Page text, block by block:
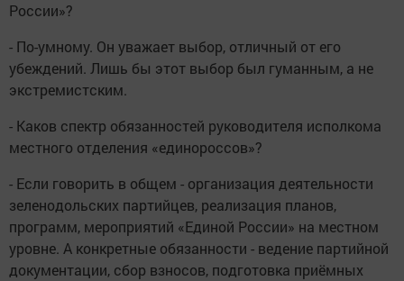
России»?
- По-умному. Он уважает выбор, отличный от его
убеждений. Лишь бы этот выбор был гуманным, а не
экстремистским.
- Каков спектр обязанностей руководителя исполкома
местного отделения «единороссов»?
- Если говорить в общем - организация деятельности
зеленодольских партийцев, реализация планов,
программ, мероприятий «Единой России» на местном
уровне. А конкретные обязанности - ведение партийной
документации, сбор взносов, подготовка приёмных